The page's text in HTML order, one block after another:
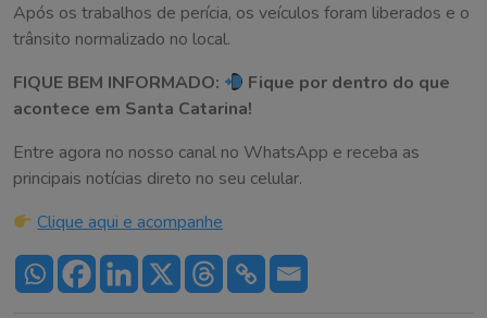
Após os trabalhos de perícia, os veículos foram liberados e o
trânsito normalizado no local.
FIQUE BEM INFORMADO:
Fique por dentro do que
acontece em Santa Catarina!
Entre agora no nosso canal no WhatsApp e receba as
principais notícias direto no seu celular.
Clique aqui e acompanhe